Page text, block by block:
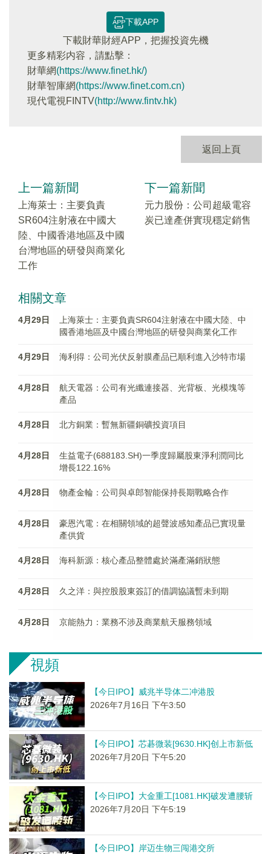
下載APP
下載財華財經APP，把握投資先機
更多精彩内容，請點擊：
財華網(https://www.finet.hk/)
財華智庫網(https://www.finet.com.cn)
現代電視FINTV(http://www.fintv.hk)
返回上頁
上一篇新聞
上海萊士：主要負責
SR604注射液在中國大
陸、中國香港地區及中國
台灣地區的研發與商業化
工作
下一篇新聞
元力股份：公司超級電容
炭已達產併實現穩定銷售
相關文章
4月29日
上海萊士：主要負責SR604注射液在中國大陸、中
國香港地區及中國台灣地區的研發與商業化工作
4月29日 海利得：公司光伏反射膜產品已順利進入沙特市場
4月28日
航天電器：公司有光纖連接器、光背板、光模塊等
產品
4月28日 北方銅業：暫無新疆銅礦投資項目
4月28日
生益電子(688183.SH)一季度歸屬股東淨利潤同比
增長122.16%
4月28日 物產金輪：公司與卓郎智能保持長期戰略合作
4月28日
豪恩汽電：在相關領域的超聲波感知產品已實現量
產供貨
4月28日 海科新源：核心產品整體處於滿產滿銷狀態
4月28日 久之洋：與控股股東簽訂的借調協議暫未到期
4月28日 京能熱力：業務不涉及商業航天服務領域
視頻
【今日IPO】威兆半导体二冲港股
2026年7月16日 下午3:50
【今日IPO】芯碁微装[9630.HK]创上市新低
2026年7月20日 下午5:20
【今日IPO】大金重工[1081.HK]破发遭腰斩
2026年7月20日 下午5:19
【今日IPO】岸迈生物三闯港交所